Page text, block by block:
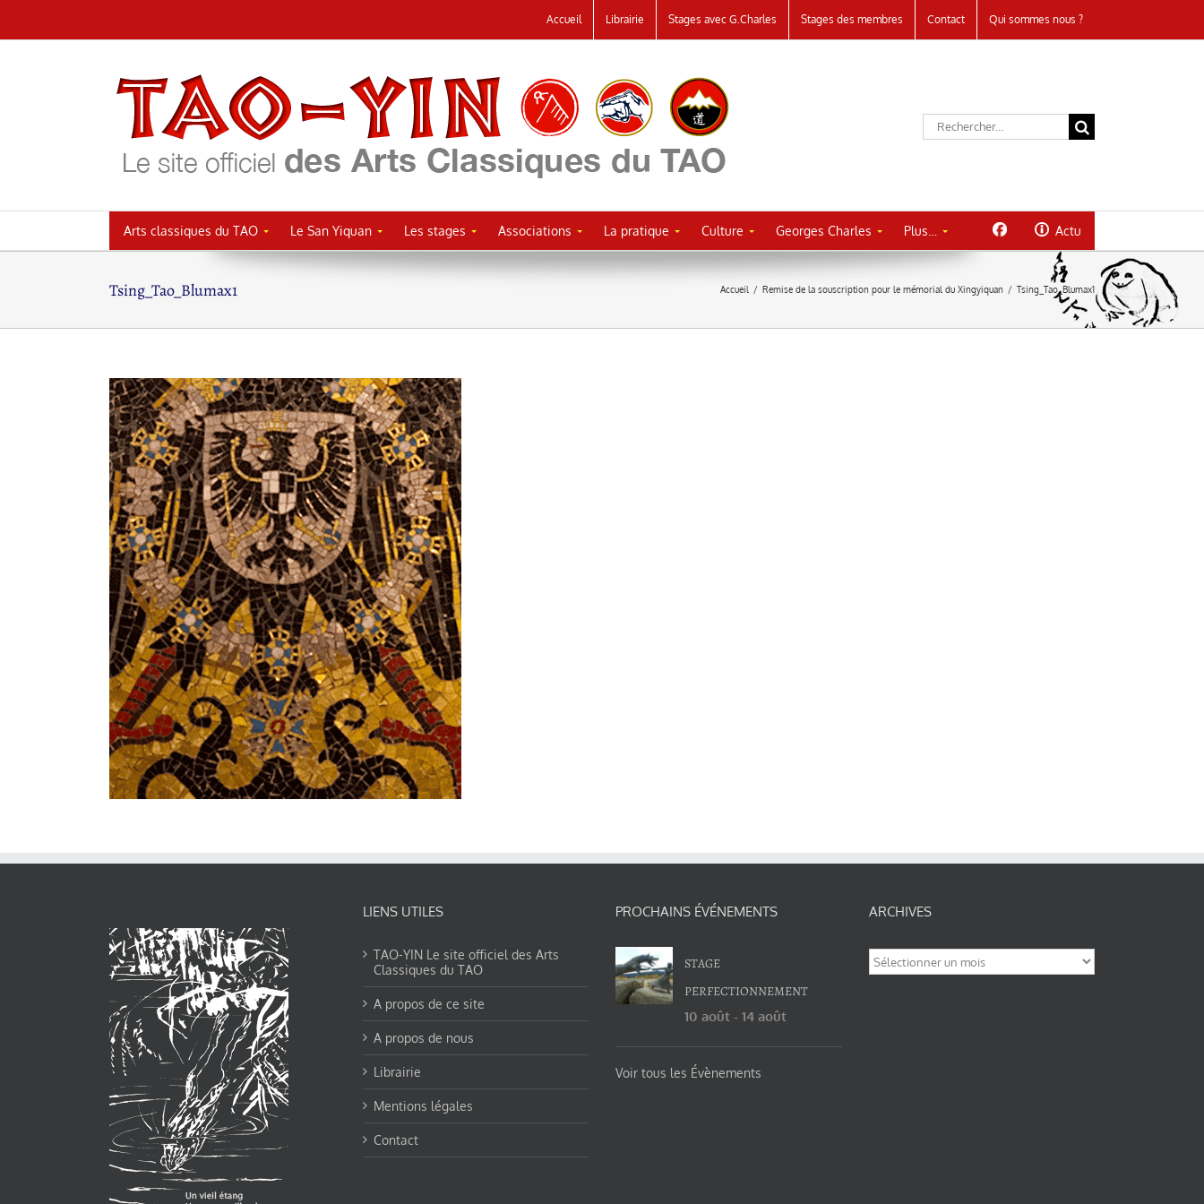
au
Accueil Librairie Stages avec G.Charles Stages des membres Contact Qui sommes nous ?
Rechercher:
Arts classiques du TAO Le San Yiquan Les stages Associations La pratique Culture Georges Charles Plus… Actu
Tsing_Tao_Blumax1 Accueil / Remise de la souscription pour le mémorial du Xingyiquan / Tsing_Tao_Blumax1
LIENS UTILES
TAO-YIN Le site officiel des Arts
Classiques du TAO
A propos de ce site
A propos de nous
Librairie
Mentions légales
Contact
PROCHAINS ÉVÉNEMENTS
STAGE
PERFECTIONNEMENT
10 août - 14 août
Voir tous les Évènements
ARCHIVES
Archives